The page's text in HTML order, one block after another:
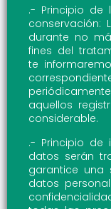
.- Principio de
conservación:
durante no
fines del
te
aquellos
considerable.
.- Principio de
datos serán
garantice una
datos